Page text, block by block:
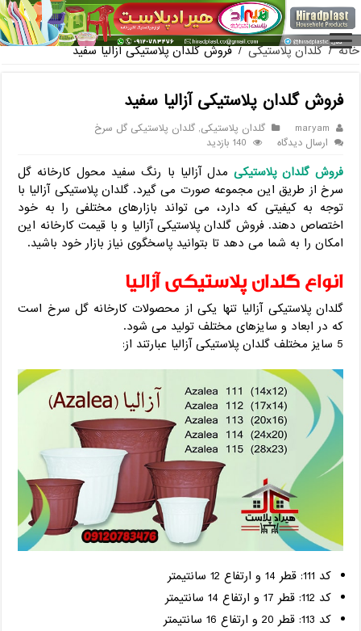
فروش گلدان پلاستیکی گلخانه به
خانه / گلدان پلاستیکی / فروش گلدان پلاستیکی آزالیا سفید
فروش گلدان پلاستیکی آزالیا سفید
maryam گلدان پلاستیکی,گلدان پلاستیکی گل سرخ
ارسال دیدگاه
140 بازدید
فروش گلدان پلاستیکی مدل آزالیا با رنگ سفید محول کارخانه گل
سرخ از طریق این مجموعه صورت می گیرد. گلدان پلاستیکی آزالیا با
توجه به کیفیتی که دارد، می تواند بازارهای مختلفی را به خود
اختصاص دهند. فروش گلدان پلاستیکی آزالیا و با قیمت کارخانه این
امکان را به شما می دهد تا بتوانید پاسخگوی نیاز بازار خود باشید.
انواع گلدان پلاستیکی آزالیا
گلدان پلاستیکی آزالیا تنها یکی از محصولات کارخانه گل سرخ است
که در ابعاد و سایزهای مختلف تولید می شود.
5 سایز مختلف گلدان پلاستیکی آزالیا عبارتند از:
کد 111: قطر 14 و ارتفاع 12 سانتیمتر
کد 112: قطر 17 و ارتفاع 14 سانتیمتر
کد 113: قطر 20 و ارتفاع 16 سانتیمتر